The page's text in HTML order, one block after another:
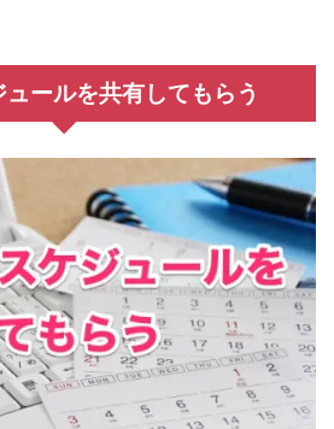
ールを共有してもらう